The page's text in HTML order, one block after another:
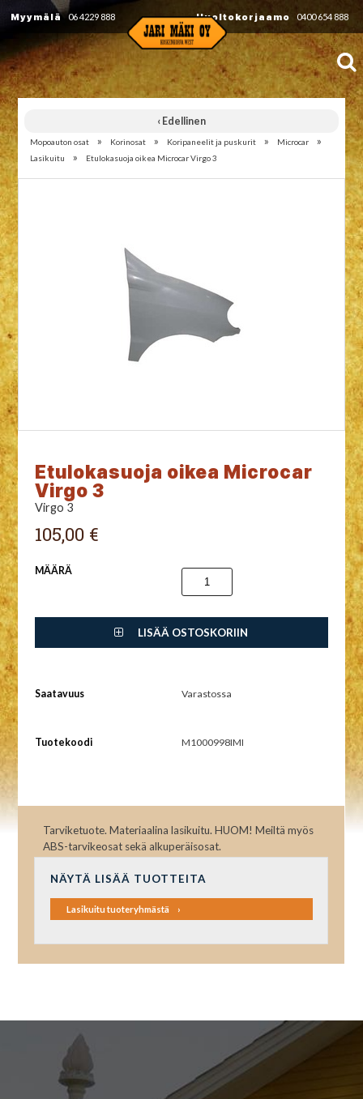
Myymälä 06 4229 888 Huoltokorjaamo 0400 654 888
‹ Edellinen
Mopoauton osat » Korinosat » Koripaneelit ja puskurit » Microcar »
Lasikuitu » Etulokasuoja oikea Microcar Virgo 3
Etulokasuoja oikea Microcar
Virgo 3
Virgo 3
105,00 €
MÄÄRÄ
LISÄÄ OSTOSKORIIN
Saatavuus Varastossa
Tuotekoodi M1000998IMI
Tarviketuote. Materiaalina lasikuitu. HUOM! Meiltä myös
ABS-tarvikeosat sekä alkuperäisosat.
NÄYTÄ LISÄÄ TUOTTEITA
Lasikuitu tuoteryhmästä